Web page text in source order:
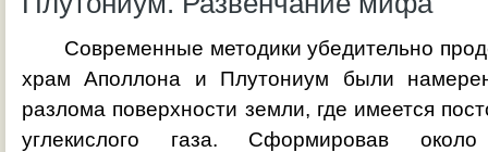
Современные методики убедительно
храм Аполлона и Плутониум были
разлома поверхности земли, где имеется
углекислого газа. Сформировав